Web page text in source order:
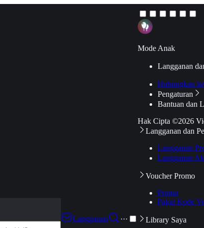
Langganan
···
Mode Anak
Langganan
Hubungkan
Pengaturan
Bantuan dan
Hak Cipta ©2026
Langganan dan
Langganan
Langganan
Voucher Promo
Promo
Pakai Kode
Library Saya